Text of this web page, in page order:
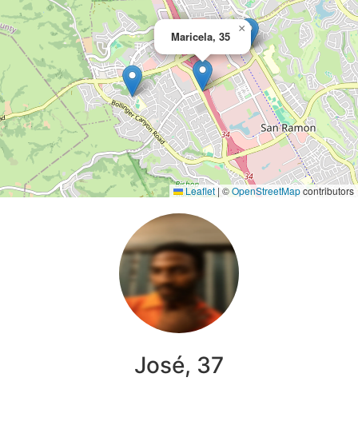
Maricela, 35
×
Leaflet | ©OpenStreetMapcontributors
José, 37